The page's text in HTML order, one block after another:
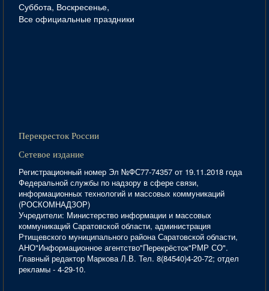
Суббота, Воскресенье,
Все официальные праздники
Перекресток России
Сетевое издание
Регистрационный номер Эл №ФС77-74357 от 19.11.2018 года
Федеральной службы по надзору в сфере связи,
информационных технологий и массовых коммуникаций
(РОСКОМНАДЗОР)
Учредители: Министерство информации и массовых
коммуникаций Саратовской области, администрация
Ртищевского муниципального района Саратовской области,
АНО"Информационное агентство"Перекрёсток"РМР СО".
Главный редактор Маркова Л.В. Тел. 8(84540)4-20-72; отдел
рекламы - 4-29-10.